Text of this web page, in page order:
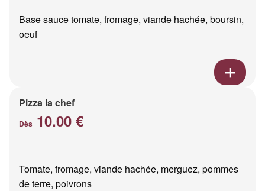
Base sauce tomate, fromage, viande hachée, boursin,
oeuf
Pizza la chef
Dès 10.00 €
Tomate, fromage, viande hachée, merguez, pommes
de terre, poivrons